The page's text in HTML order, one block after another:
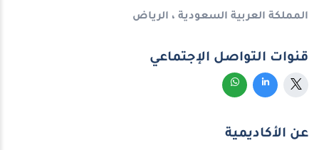
المملكة العربية السعودية ، الرياض
قنوات التواصل الإجتماعي
عن الأكاديمية